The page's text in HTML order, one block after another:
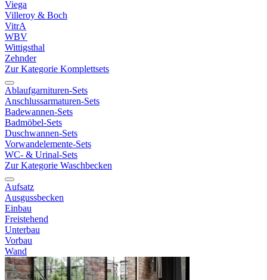
Viega
Villeroy & Boch
VitrA
WBV
Wittigsthal
Zehnder
Zur Kategorie Komplettsets
Ablaufgarnituren-Sets
Anschlussarmaturen-Sets
Badewannen-Sets
Badmöbel-Sets
Duschwannen-Sets
Vorwandelemente-Sets
WC- & Urinal-Sets
Zur Kategorie Waschbecken
Aufsatz
Ausgussbecken
Einbau
Freistehend
Unterbau
Vorbau
Wand